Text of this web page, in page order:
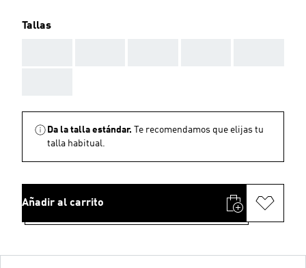
Tallas
Da la talla estándar.
Te recomendamos que elijas tu
talla habitual.
Añadir al carrito